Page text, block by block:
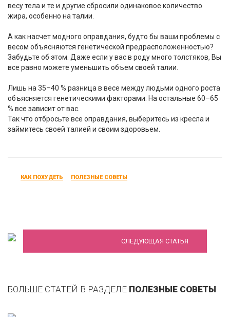
весу тела и те и другие сбросили одинаковое количество
жира, особенно на талии.
А как насчет модного оправдания, будто бы ваши проблемы с
весом объясняются генетической предрасположенностью?
Забудьте об этом. Даже если у вас в роду много толстяков, Вы
все равно можете уменьшить объем своей талии.
Лишь на 35–40 % разница в весе между людьми одного роста
объясняется генетическими факторами. На остальные 60–65
% все зависит от вас.
Так что отбросьте все оправдания, выберитесь из кресла и
займитесь своей талией и своим здоровьем.
КАК ПОХУДЕТЬ ПОЛЕЗНЫЕ СОВЕТЫ
СЛЕДУЮЩАЯ СТАТЬЯ
БОЛЬШЕ СТАТЕЙ В РАЗДЕЛЕ ПОЛЕЗНЫЕ СОВЕТЫ